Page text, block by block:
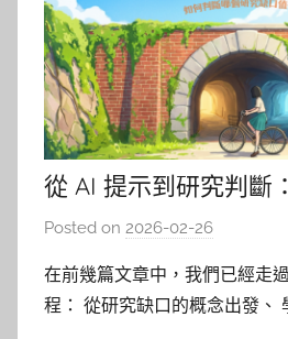
從 AI 提示到研究判斷
的 3 個關鍵步驟
Posted on 2026-02-26
巴
詠
在前幾篇文章中，我們已經走
程： 從研究缺口的概念出發、